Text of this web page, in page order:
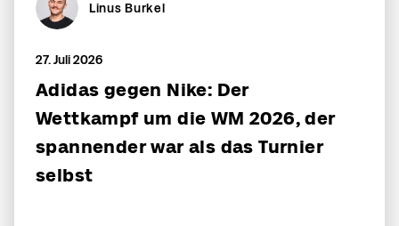
Linus Burkel
27. Juli 2026
Adidas gegen Nike: Der
Wettkampf um die WM 2026, der
spannender war als das Turnier
selbst